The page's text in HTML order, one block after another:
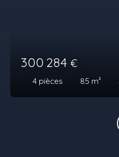
300 284 €
4 pièces 85 m²